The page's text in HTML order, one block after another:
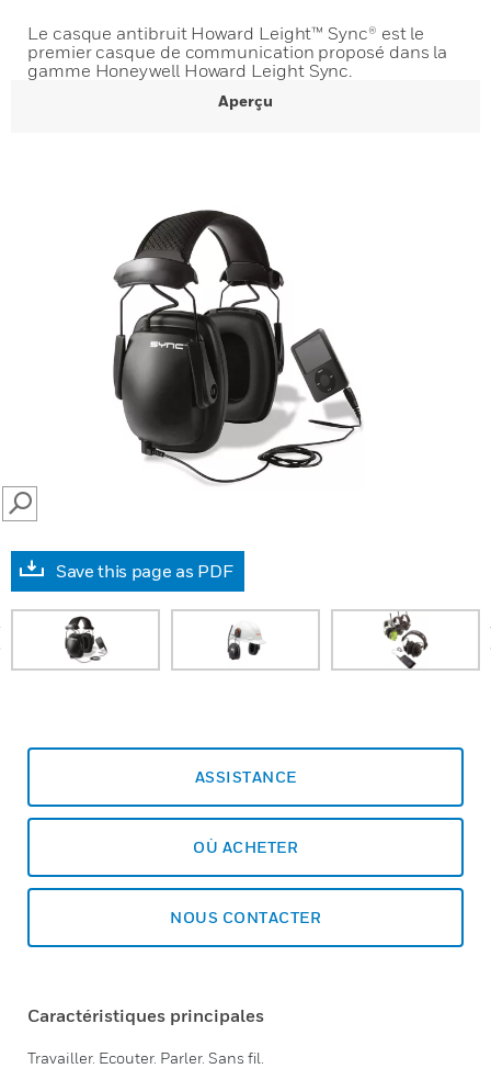
Le casque antibruit Howard Leight™ Sync® est le
premier casque de communication proposé dans la
gamme Honeywell Howard Leight Sync.
Aperçu
SEARCH
Save this page as PDF
ASSISTANCE
OÙ ACHETER
NOUS CONTACTER
Caractéristiques principales
Travailler. Ecouter. Parler. Sans fil.